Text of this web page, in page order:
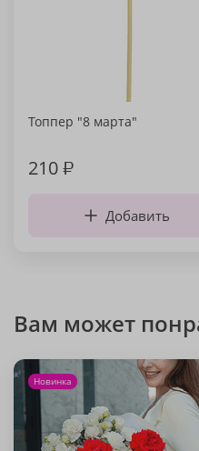
Топпер "8 марта"
210₽
Добавить
Вам может
Новинка